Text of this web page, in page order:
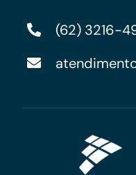
(62) 3216-